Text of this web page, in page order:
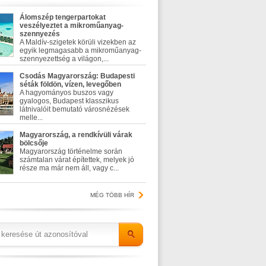
Álomszép tengerpartokat
veszélyeztet a mikroműanyag-
szennyezés
A Maldív-szigetek körüli vizekben az
egyik legmagasabb a mikroműanyag-
szennyezettség a világon,...
Csodás Magyarország: Budapesti
séták földön, vízen, levegőben
A hagyományos buszos vagy
gyalogos, Budapest klasszikus
látnivalóit bemutató városnézések
melle...
Magyarország, a rendkívüli várak
bölcsője
Magyarország történelme során
számtalan várat építettek, melyek jó
része ma már nem áll, vagy c...
MÉG TÖBB HÍR